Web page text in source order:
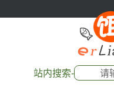
站内搜索-